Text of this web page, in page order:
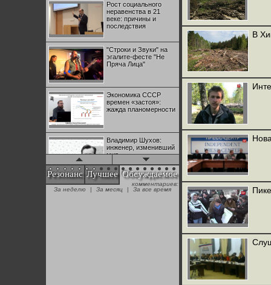
Рост социального
неравенства в 21
веке: причины и
последствия
"Строки и Звуки" на
эгалите-фесте "Не
Пряча Лица"
Экономика СССР
времен «застоя»:
жажда планомерности
Владимир Шухов:
инженер, изменивший
мир
"Аркадий Коц" на
эгалите-фесте "Не
Резонанс Лучшее Обсуждаемое
комментариев:
За неделю
| За месяц | За все время
В